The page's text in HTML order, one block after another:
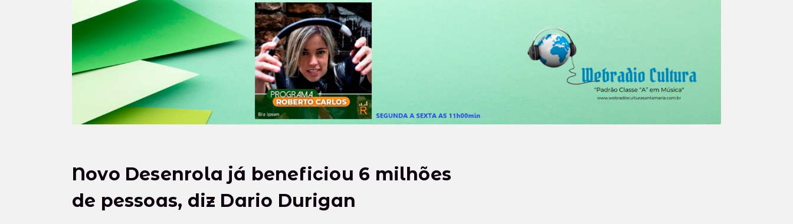
Novo Desenrola já beneficiou 6 milhões
de pessoas, diz Dario Durigan